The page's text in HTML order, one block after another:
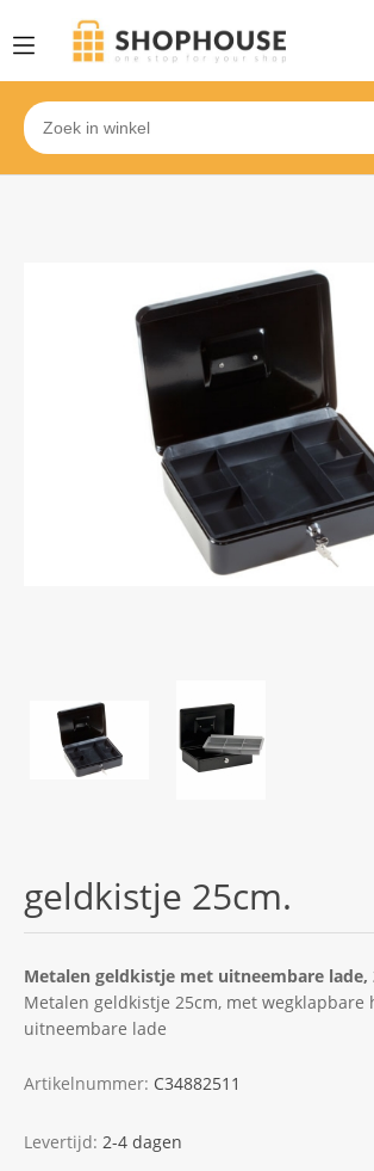
geldkistje 25cm.
Metalen geldkistje met uitneembare lade,
Metalen geldkistje 25cm, met wegklapbare
uitneembare lade
Artikelnummer: C34882511
Levertijd: 2-4 dagen